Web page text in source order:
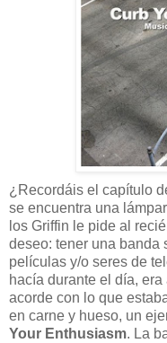
¿Recordáis el capítulo
se encuentra una
los Griffin le pide al
deseo: tener una banda
películas y/o seres de
hacía durante el día,
acorde con lo que
en carne y hueso, un
Your Enthusiasm. La